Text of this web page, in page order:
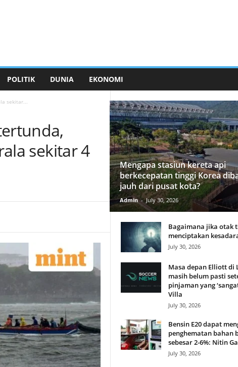
POLITIK DUNIA EKONOMI
sekitar...
sekitar 4
Mengapa stasiun kereta api
berkecepatan tinggi Korea
jauh dari pusat kota?
Admin - July 30, 2026
Bagaimana jika otak
menciptakan
July 30, 2026
Masa depan Elliott di
masih belum pasti
pinjaman yang
Villa
July 30, 2026
Bensin E20 dapat
penghematan bahan
sebesar 2-6%: Nitin
July 30, 2026